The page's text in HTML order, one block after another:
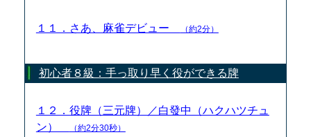
１１．さあ、麻雀デビュー （約2分）
初心者８級：手っ取り早く役ができる牌
１２．役牌（三元牌）／白發中（ハクハツチュ
ン）
（約2分30秒）